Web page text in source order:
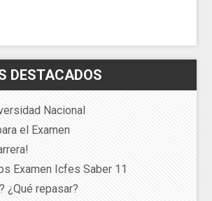
DESTACADOS
Nacional
el Examen
Examen Icfes Saber 11
¿Qué repasar?